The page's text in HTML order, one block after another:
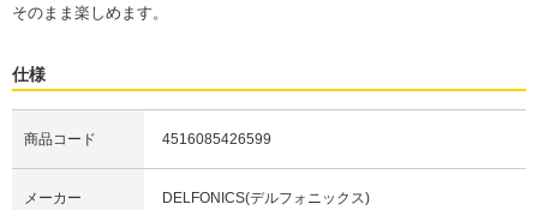
そのまま楽しめます。
仕様
商品コード 4516085426599
メーカー DELFONICS(デルフォニックス)